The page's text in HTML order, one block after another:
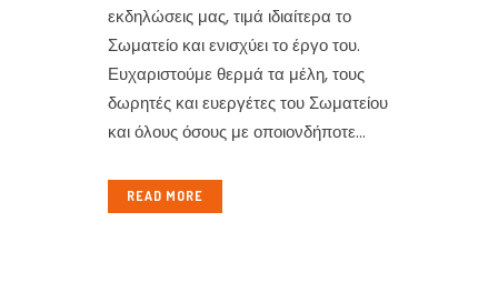
εκδηλώσεις μας, τιμά ιδιαίτερα το
Σωματείο και ενισχύει το έργο του.
Ευχαριστούμε θερμά τα μέλη, τους
δωρητές και ευεργέτες του Σωματείου
και όλους όσους με οποιονδήποτε...
READ MORE